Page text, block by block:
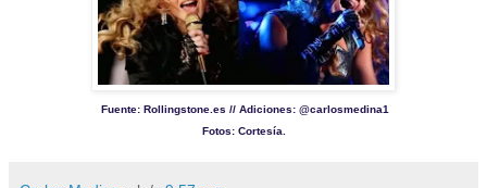
Fuente: Rollingstone.es // Adiciones: @carlosmedina1
Fotos: Cortesía.